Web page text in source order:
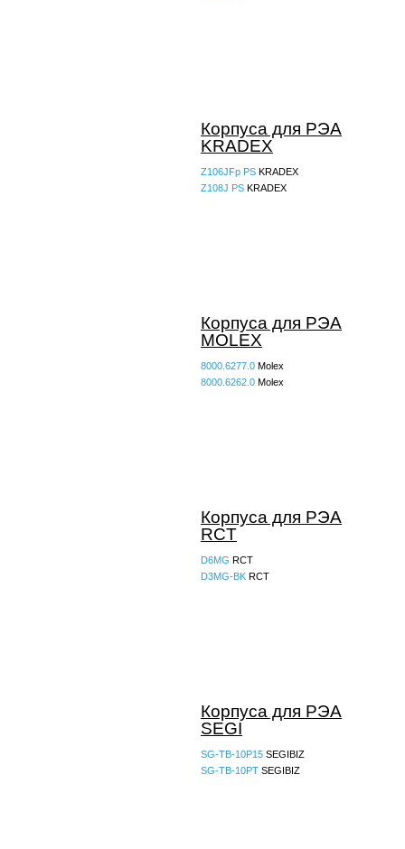
Корпуса для РЭА
KRADEX
Z106JFp PS KRADEX
Z108J PS KRADEX
Корпуса для РЭА
MOLEX
8000.6277.0 Molex
8000.6262.0 Molex
Корпуса для РЭА
RCT
D6MG RCT
D3MG-BK RCT
Корпуса для РЭА
SEGI
SG-TB-10P15 SEGIBIZ
SG-TB-10PT SEGIBIZ